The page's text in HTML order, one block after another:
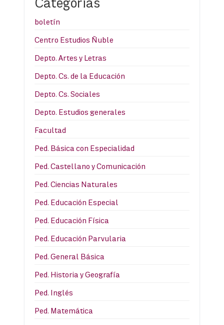
boletín
Centro Estudios Ñuble
Depto. Artes y Letras
Depto. Cs. de la Educación
Depto. Cs. Sociales
Depto. Estudios generales
Facultad
Ped. Básica con Especialidad
Ped. Castellano y Comunicación
Ped. Ciencias Naturales
Ped. Educación Especial
Ped. Educación Física
Ped. Educación Parvularia
Ped. General Básica
Ped. Historia y Geografía
Ped. Inglés
Ped. Matemática